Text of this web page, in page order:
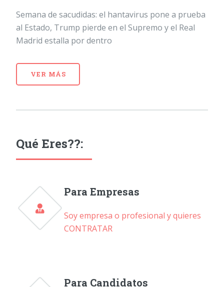
Semana de sacudidas: el hantavirus pone a prueba
al Estado, Trump pierde en el Supremo y el Real
Madrid estalla por dentro
VER MÁS
Qué Eres??:
Para Empresas
Soy empresa o profesional y quieres
CONTRATAR
Para Candidatos